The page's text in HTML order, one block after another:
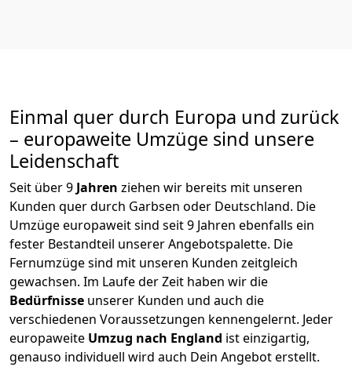
Einmal quer durch Europa und zurück
– europaweite Umzüge sind unsere
Leidenschaft
Seit über9 Jahren ziehen wir bereits mit unseren
Kunden quer durch Garbsen oder Deutschland. Die
Umzüge europaweit sind seit9 Jahren ebenfalls ein
fester Bestandteil unserer Angebotspalette. Die
Fernumzüge sind mit unseren Kunden zeitgleich
gewachsen. Im Laufe der Zeit haben wir die
Bedürfnisse unserer Kunden und auch die
verschiedenen Voraussetzungen kennengelernt. Jeder
europaweite Umzug nach England ist einzigartig,
genauso individuell wird auch Dein Angebot erstellt.